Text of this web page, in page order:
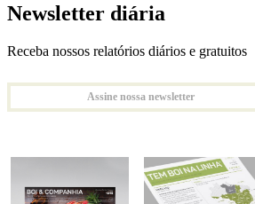
Newsletter diária
Receba nossos relatórios diários e gratuitos
Assine nossa newsletter